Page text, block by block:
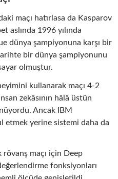
maçı hatırlasa da Kasparov
aslında 1996 yılında
dünya şampiyonuna karşı bir
bir dünya şampiyonunu
olmuştur.
kullanarak maçı 4-2
zekâsının hâlâ üstün
Ancak IBM
etmek yerine sistemi daha da
rövanş maçı için Deep
fonksiyonları